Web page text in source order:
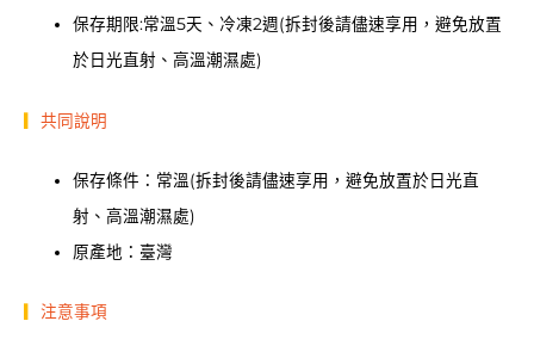
保存期限:常溫5天、冷凍2週(拆封後請儘速享用，避免放置
於日光直射、高溫潮濕處)
共同說明
保存條件：常溫(拆封後請儘速享用，避免放置於日光直
射、高溫潮濕處)
原產地：臺灣
注意事項